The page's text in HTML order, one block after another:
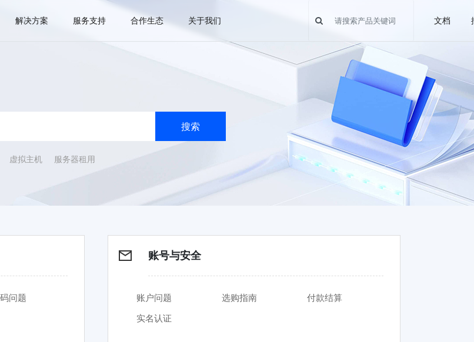
解决方案 服务支持 合作生态 关于我们 文档
虚拟主机 服务器租用
问题
账号与安全
账户问题 选购指南
付款结算
实名认证